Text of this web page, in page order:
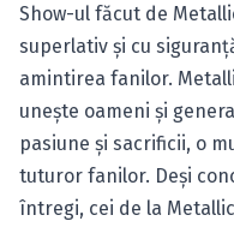
Show-ul făcut de
superlativ şi cu
amintirea fanilor.
uneşte oameni şi
pasiune şi sacrificii, o
tuturor fanilor. Deşi
întregi, cei de la